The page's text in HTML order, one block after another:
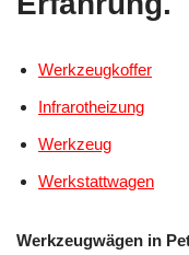
Werkzeugkoffer
Infrarotheizung
Werkzeug
Werkstattwagen
Werkzeugwägen in